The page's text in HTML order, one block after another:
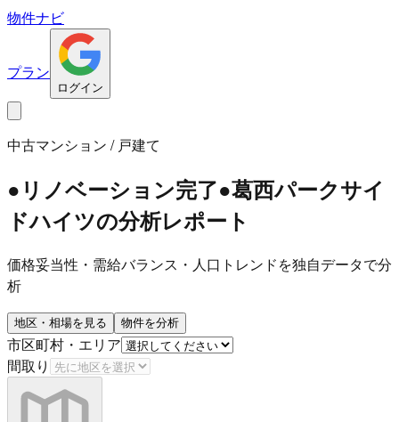
物件ナビ
プラン
ログイン
中古マンション / 戸建て
●リノベーション完了●葛西パークサイ
ドハイツの分析レポート
価格妥当性・需給バランス・人口トレンドを独自データで分
析
地区・相場を見る 物件を分析
市区町村・エリア
間取り